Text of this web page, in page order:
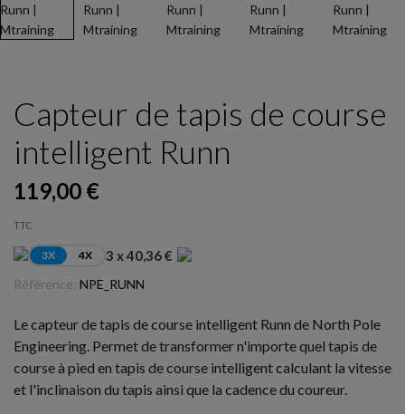
Capteur de tapis de course
intelligent Runn
119,00 €
TTC
3X 4X 3 x 40,36 €
Référence: NPE_RUNN
Le capteur de tapis de course intelligent Runn de North Pole
Engineering. Permet de transformer n'importe quel tapis de
course à pied en tapis de course intelligent calculant la vitesse
et l'inclinaison du tapis ainsi que la cadence du coureur.